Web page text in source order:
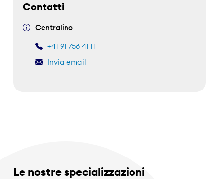
Contatti
Centralino
+41 91 756 41 11
Invia email
Le nostre specializzazioni